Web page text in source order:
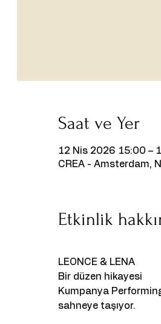
Saat ve Yer
12 Nis 2026 15:00 –
CREA - Amsterdam,
Etkinlik
LEONCE & LENA
Bir düzen hikayesi
Kumpanya
sahneye taşıyor.